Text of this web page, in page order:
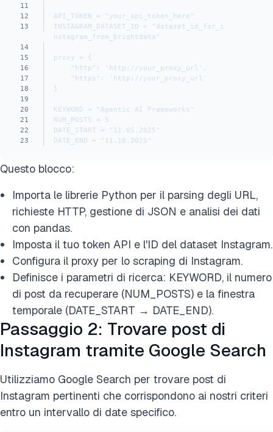
11
12
API_TOKEN = "your_api_token_here"
13
INSTAGRAM_DATASET_ID = "dataset_id_for_i
nstagram_from_brightdata"
14
15
proxy = {
16
    "http": 'http://your_proxy_url',
17
    "https": 'http://your_proxy_url'
18
}
19
20
KEYWORD = "Agentic AI Frameworks"
21
NUM_POSTS = 5
22
DATE_START = "11.05.2025"
23
DATE_END = "11.10.2025"
Questo blocco:
Importa le librerie Python per il parsing degli URL,
richieste HTTP, gestione di JSON e analisi dei dati
con pandas.
Imposta il tuo token API e l'ID del dataset Instagram.
Configura il proxy per lo scraping di Instagram.
Definisce i parametri di ricerca: KEYWORD, il numero
di post da recuperare (NUM_POSTS) e la finestra
temporale (DATE_START → DATE_END).
Passaggio 2: Trovare post di
Instagram tramite Google Search
Utilizziamo Google Search per trovare post di
Instagram pertinenti che corrispondono ai nostri criteri
entro un intervallo di date specifico.